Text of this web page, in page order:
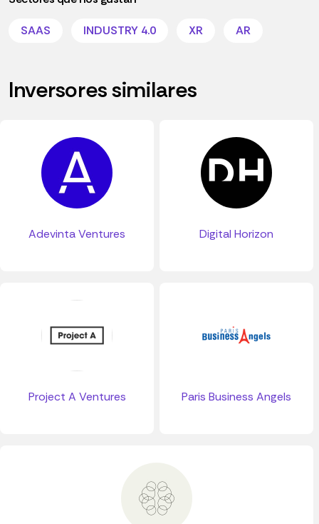
SAAS INDUSTRY 4.0 XR AR
Inversores similares
Adevinta Ventures Digital Horizon
Project A Ventures Paris Business Angels